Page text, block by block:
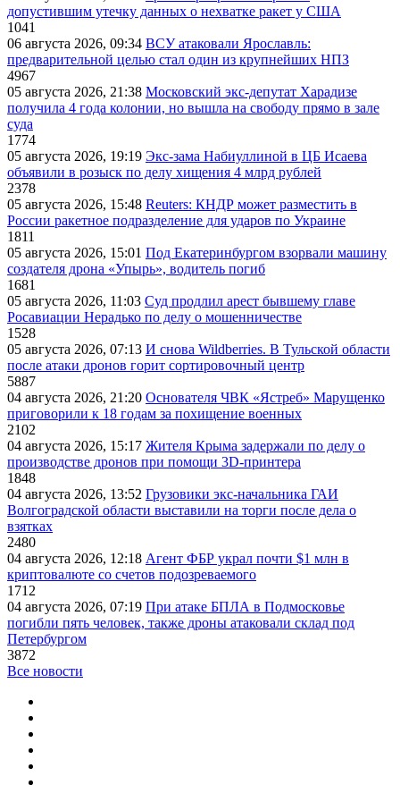
допустившим утечку данных о нехватке ракет у США
1041
06 августа 2026, 09:34 ВСУ атаковали Ярославль:
предварительной целью стал один из крупнейших НПЗ
4967
05 августа 2026, 21:38 Московский экс-депутат Харадизе
получила 4 года колонии, но вышла на свободу прямо в зале
суда
1774
05 августа 2026, 19:19 Экс-зама Набиуллиной в ЦБ Исаева
объявили в розыск по делу хищения 4 млрд рублей
2378
05 августа 2026, 15:48 Reuters: КНДР может разместить в
России ракетное подразделение для ударов по Украине
1811
05 августа 2026, 15:01 Под Екатеринбургом взорвали машину
создателя дрона «Упырь», водитель погиб
1681
05 августа 2026, 11:03 Суд продлил арест бывшему главе
Росавиации Нерадько по делу о мошенничестве
1528
05 августа 2026, 07:13 И снова Wildberries. В Тульской области
после атаки дронов горит сортировочный центр
5887
04 августа 2026, 21:20 Основателя ЧВК «Ястреб» Марущенко
приговорили к 18 годам за похищение военных
2102
04 августа 2026, 15:17 Жителя Крыма задержали по делу о
производстве дронов при помощи 3D‑принтера
1848
04 августа 2026, 13:52 Грузовики экс-начальника ГАИ
Волгоградской области выставили на торги после дела о
взятках
2480
04 августа 2026, 12:18 Агент ФБР украл почти $1 млн в
криптовалюте со счетов подозреваемого
1712
04 августа 2026, 07:19 При атаке БПЛА в Подмосковье
погибли пять человек, также дроны атаковали склад под
Петербургом
3872
Все новости